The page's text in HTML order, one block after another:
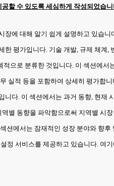
할 수 있도록 세심하게 작성되었
장에 대해 알기 쉽게 설명하고 있습니
평가입니다. 기술 개발, 규제 체계,
으로 분류한 것입니다. 이 섹션에
실적 등을 포함하여 상세히 평가합
다. 이 섹션에서는 과거 동향, 현재
별 동향을 파악함으로써 지역별 시
에서는 잠재적인 성장 분야와 향후
서비스를 제공하고 있습니다.